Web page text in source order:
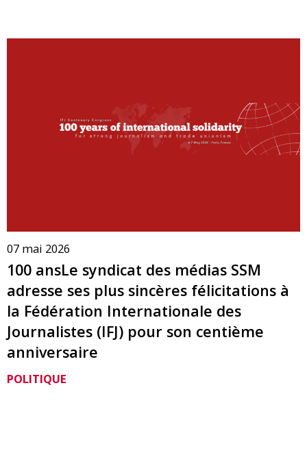
07 mai 2026
100 ansLe syndicat des médias SSM
adresse ses plus sincères félicitations à
la Fédération Internationale des
Journalistes (IFJ) pour son centième
anniversaire
POLITIQUE